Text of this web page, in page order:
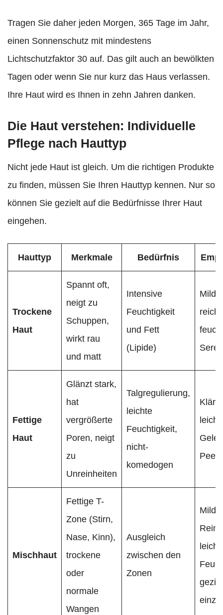
Tragen Sie daher jeden Morgen, 365 Tage im Jahr,
einen Sonnenschutz mit mindestens
Lichtschutzfaktor 30 auf. Das gilt auch an bewölkten
Tagen oder wenn Sie nur kurz das Haus verlassen.
Ihre Haut wird es Ihnen in zehn Jahren danken.
Die Haut verstehen: Individuelle
Pflege nach Hauttyp
Nicht jede Haut ist gleich. Um die richtigen Produkte
zu finden, müssen Sie Ihren Hauttyp kennen. Nur so
können Sie gezielt auf die Bedürfnisse Ihrer Haut
eingehen.
Hauttyp Merkmale Bedürfnis
Trockene
Haut
Spannt oft,
neigt zu
Schuppen,
wirkt rau
und matt
Intensive
Feuchtigkeit
und Fett
(Lipide)
Seren
Fettige
Haut
Glänzt stark,
hat
vergrößerte
Poren, neigt
zu
Unreinheiten
Talgregulierung,
leichte
Feuchtigkeit,
nicht-
komedogen
Mischhaut
Fettige T-
Zone (Stirn,
Nase, Kinn),
trockene
oder
normale
Wangen
Ausgleich
zwischen den
Zonen